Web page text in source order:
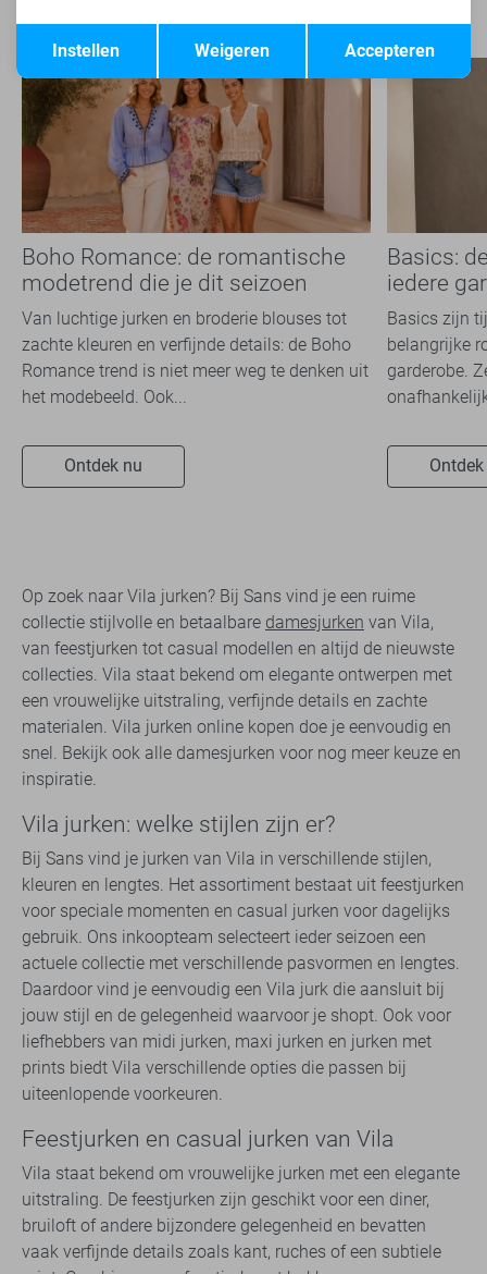
Boho Romance: de romantische
modetrend die je dit seizoen
overal ziet
Van luchtige jurken en broderie blouses tot
zachte kleuren en verfijnde details: de Boho
Romance trend is niet meer weg te denken uit
het modebeeld. Ook...
Ontdek nu
Basics:
iedere
Basics zijn
belangrijke
garderobe.
Op zoek naar Vila jurken? Bij Sans vind je een ruime
collectie stijlvolle en betaalbare damesjurken van Vila,
van feestjurken tot casual modellen en altijd de nieuwste
collecties. Vila staat bekend om elegante ontwerpen met
een vrouwelijke uitstraling, verfijnde details en zachte
materialen. Vila jurken online kopen doe je eenvoudig en
snel. Bekijk ook alle damesjurken voor nog meer keuze en
inspiratie.
Vila jurken: welke stijlen zijn er?
Bij Sans vind je jurken van Vila in verschillende stijlen,
kleuren en lengtes. Het assortiment bestaat uit feestjurken
voor speciale momenten en casual jurken voor dagelijks
gebruik. Ons inkoopteam selecteert ieder seizoen een
actuele collectie met verschillende pasvormen en lengtes.
Daardoor vind je eenvoudig een Vila jurk die aansluit bij
jouw stijl en de gelegenheid waarvoor je shopt. Ook voor
liefhebbers van midi jurken, maxi jurken en jurken met
prints biedt Vila verschillende opties die passen bij
uiteenlopende voorkeuren.
Feestjurken en casual jurken van Vila
Vila staat bekend om vrouwelijke jurken met een elegante
uitstraling. De feestjurken zijn geschikt voor een diner,
bruiloft of andere bijzondere gelegenheid en bevatten
vaak verfijnde details zoals kant, ruches of een subtiele
Terug Opslaan
Accepteren
Weigeren
Instellen